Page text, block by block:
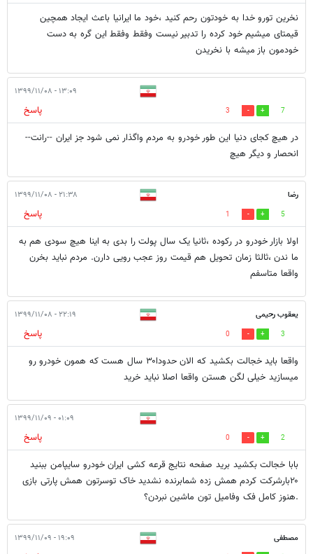
نخرین تورو خدا به خودتون رحم کنید ،خود ما ایرانیا باعث ایجاد همچین
قیمتای میشیم خود کرده را تدبیر نیست وفقط وفقط این گره به دست
خودمون باز میشه با نخریدن
۱۳:۰۹ - ۱۳۹۹/۱۱/۰۸
7
3
پاسخ
در هیچ کجای دنیا این طور خودرو به مردم واگذار نمی شود جز ایران --رانت--
انحصار و دیگر هیچ
رضا ۲۱:۳۸ - ۱۳۹۹/۱۱/۰۸
5
1
پاسخ
اولا بازار خودرو در رکوده ،ثانیا یک سال پولت را بدی به اینا هیچ سودی هم به
ما ندن ،ثالثا زمان تحویل هم قیمت روز عجب رویی دارن. مردم نباید بخرن
واقعا متاسفم
یعقوب رحیمی ۲۲:۱۹ - ۱۳۹۹/۱۱/۰۸
3
0
پاسخ
واقعا باید خجالت بکشید که الان حدودا۳۰ سال هست که همون خودرو رو
میسازید خیلی لگن هستن واقعا اصلا نباید خرید
۰۱:۰۹ - ۱۳۹۹/۱۱/۰۹
2
0
پاسخ
بابا خجالت بکشید برید صفحه نتایج قرعه کشی ایران خودرو سایپامن ببنید
۲۰بارشرکت کردم همش زده شمابرنده نشدید خاک توسرتون همش پارتی بازی
.هنوز کامل فک وفامیل تون ماشین نبردن؟
مصطفی ۱۹:۰۹ - ۱۳۹۹/۱۱/۰۹